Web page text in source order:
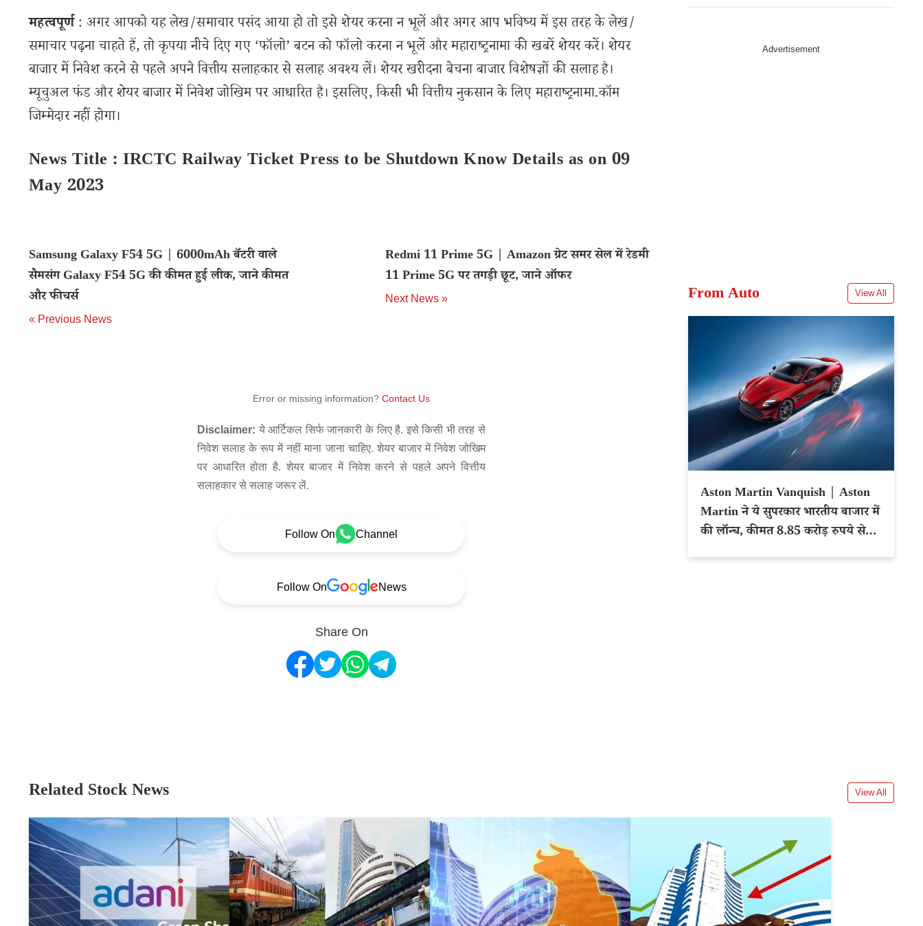
महत्वपूर्ण: अगर आपको यह लेख/समाचार पसंद आया हो तो इसे शेयर करना न भूलें और अगर आप भविष्य में इस तरह के लेख/
समाचार पढ़ना चाहते हैं, तो कृपया नीचे दिए गए ‘फॉलो’ बटन को फॉलो करना न भूलें और महाराष्ट्रनामा की खबरें शेयर करें। शेयर
बाजार में निवेश करने से पहले अपने वित्तीय सलाहकार से सलाह अवश्य लें। शेयर खरीदना बेचना बाजार विशेषज्ञों की सलाह है।
म्यूचुअल फंड और शेयर बाजार में निवेश जोखिम पर आधारित है। इसलिए, किसी भी वित्तीय नुकसान के लिए महाराष्ट्रनामा.कॉम
जिम्मेदार नहीं होगा।
News Title : IRCTC Railway Ticket Press to be Shutdown Know Details as on 09
May 2023
Samsung Galaxy F54 5G | 6000mAh बॅटरी वाले
सैमसंग Galaxy F54 5G की कीमत हुई लीक, जाने कीमत
और फीचर्स
« Previous News
Redmi 11 Prime 5G | Amazon ग्रेट समर सेल में रेडमी
11 Prime 5G पर तगड़ी छूट, जाने ऑफर
Next News »
Error or missing information? Contact Us
Disclaimer: ये आर्टिकल सिर्फ जानकारी के लिए है. इसे किसी भी तरह से
निवेश सलाह के रूप में नहीं माना जाना चाहिए. शेयर बाजार में निवेश जोखिम
पर आधारित होता है. शेयर बाजार में निवेश करने से पहले अपने वित्तीय
सलाहकार से सलाह जरूर लें.
Follow On Channel
Follow On News
Share On
का रेट
From Auto View All
Aston Martin Vanquish | Aston
Martin ने ये सुपरकार भारतीय बाजार में
की लॉन्च, कीमत 8.85 करोड़ रुपये से
Related Stock News View All